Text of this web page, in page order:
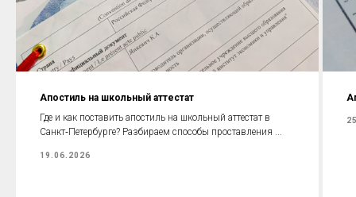
Апостиль на школьный аттестат
Где и как поставить апостиль на школьный аттестат в
Санкт‑Петербурге? Разбираем способы проставления ...
19.06.2026